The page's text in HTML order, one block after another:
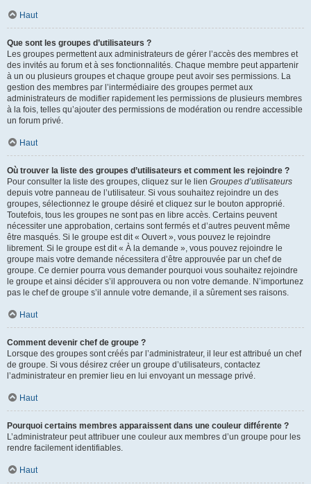
Haut
Que sont les groupes d’utilisateurs ?
Les groupes permettent aux administrateurs de gérer l’accès des membres et
des invités au forum et à ses fonctionnalités. Chaque membre peut appartenir
à un ou plusieurs groupes et chaque groupe peut avoir ses permissions. La
gestion des membres par l’intermédiaire des groupes permet aux
administrateurs de modifier rapidement les permissions de plusieurs membres
à la fois, telles qu’ajouter des permissions de modération ou rendre accessible
un forum privé.
Haut
Où trouver la liste des groupes d’utilisateurs et comment les rejoindre ?
Pour consulter la liste des groupes, cliquez sur le lien Groupes d’utilisateurs
depuis votre panneau de l’utilisateur. Si vous souhaitez rejoindre un des
groupes, sélectionnez le groupe désiré et cliquez sur le bouton approprié.
Toutefois, tous les groupes ne sont pas en libre accès. Certains peuvent
nécessiter une approbation, certains sont fermés et d’autres peuvent même
être masqués. Si le groupe est dit « Ouvert », vous pouvez le rejoindre
librement. Si le groupe est dit « À la demande », vous pouvez rejoindre le
groupe mais votre demande nécessitera d’être approuvée par un chef de
groupe. Ce dernier pourra vous demander pourquoi vous souhaitez rejoindre
le groupe et ainsi décider s’il approuvera ou non votre demande. N’importunez
pas le chef de groupe s’il annule votre demande, il a sûrement ses raisons.
Haut
Comment devenir chef de groupe ?
Lorsque des groupes sont créés par l’administrateur, il leur est attribué un chef
de groupe. Si vous désirez créer un groupe d’utilisateurs, contactez
l’administrateur en premier lieu en lui envoyant un message privé.
Haut
Pourquoi certains membres apparaissent dans une couleur différente ?
L’administrateur peut attribuer une couleur aux membres d’un groupe pour les
rendre facilement identifiables.
Haut